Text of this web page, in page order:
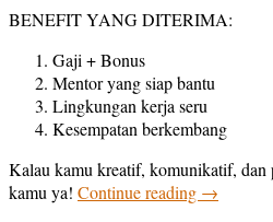
BENEFIT YANG DITERIMA:
Gaji + Bonus
Mentor yang siap bantu
Lingkungan kerja seru
Kesempatan berkembang
Kalau kamu kreatif, komunikatif,
kamu ya! Continue reading →